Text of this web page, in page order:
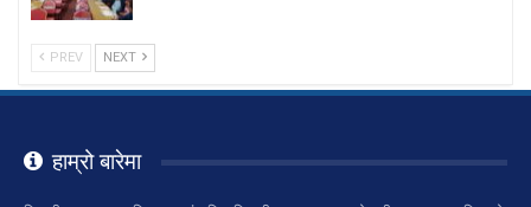
PREV NEXT
हाम्रो बारेमा